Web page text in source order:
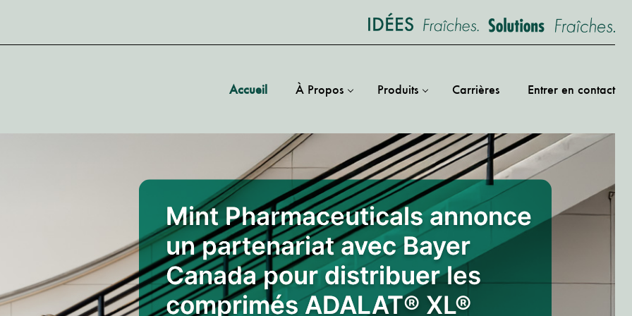
Accueil À Propos Produits Carrières Entrer en contact
Mint Pharmaceuticals annonce
un partenariat avec Bayer
Canada pour distribuer les
comprimés ADALAT® XL®